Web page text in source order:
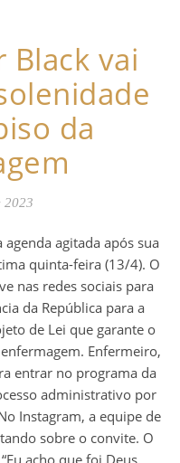
Black vai
da
2023
quinta-feira (13/4). O
nas redes sociais para
da República para a
de Lei que garante o
Enfermeiro,
entrar no programa da
administrativo por
Instagram, a equipe de
sobre o convite. O
acho que foi Deus,